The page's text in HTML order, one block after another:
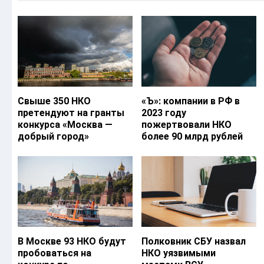
Свыше 350 НКО
претендуют на гранты
конкурса «Москва —
добрый город»
«Ъ‎»: компании в РФ в
2023 году
пожертвовали НКО
более 90 млрд рублей
В Москве 93 НКО будут
пробоваться на
Полковник СБУ назвал
НКО уязвимыми